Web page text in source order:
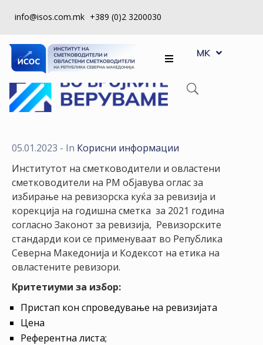
info@isos.com.mk +389 (0)2 3200030
ЗА
НАС
РЕГИСТРИ
КОНТРОЛА
КВАЛИТЕТ
КАКО
ДА
СТАНАМ
ЧЛЕН
НАСТАНИ
КОНТАКТ
НАЈАВА
ЗА
MK
SQ
05.01.2023 - In Корисни информации
Институтот на сметководители и овластени
сметководители на РМ објавува оглас за
избирање на ревизорска куќа за ревизија и
корекција на годишна сметка за 2021 година
согласно Законот за ревизија, Ревизорските
стандарди кои се применуваат во Република
Северна Македонија и Кодексот на етика на
овластените ревизори.
Критетиуми за избор:
Пристап кон спроведување на ревизијата
Цена
Референтна листа;